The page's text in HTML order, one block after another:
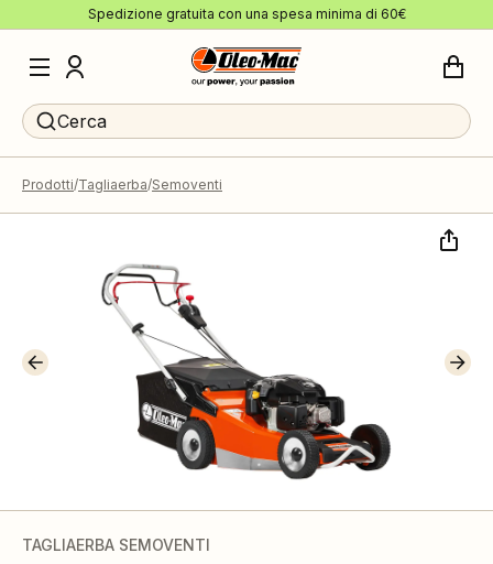
Spedizione gratuita con una spesa minima di 60€
Cerca
Prodotti Tagliaerba Semoventi
TAGLIAERBA SEMOVENTI